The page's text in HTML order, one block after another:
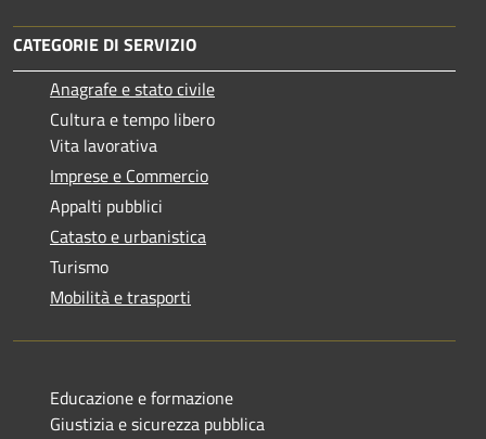
CATEGORIE DI SERVIZIO
Anagrafe e stato civile
Cultura e tempo libero
Vita lavorativa
Imprese e Commercio
Appalti pubblici
Catasto e urbanistica
Turismo
Mobilità e trasporti
Educazione e formazione
Giustizia e sicurezza pubblica